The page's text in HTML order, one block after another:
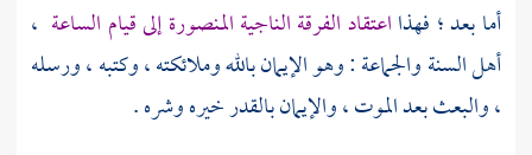
أما بعد ؛ فهذااعتقاد الفرقة الناجية المنصورة إلى قيام الساعة ،
أهل السنة والجماعة : وهو الإيمان بالله وملائكته ، وكتبه ، ورسله
، والبعث بعد الموت ، والإيمان بالقدر خيره وشره .